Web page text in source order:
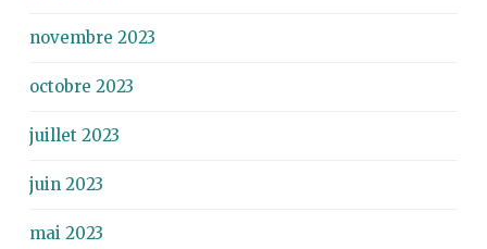
novembre 2023
octobre 2023
juillet 2023
juin 2023
mai 2023